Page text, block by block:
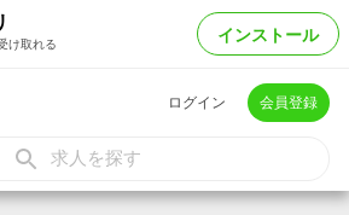
け取れる インストール
ログイン 会員登録
求人を探す